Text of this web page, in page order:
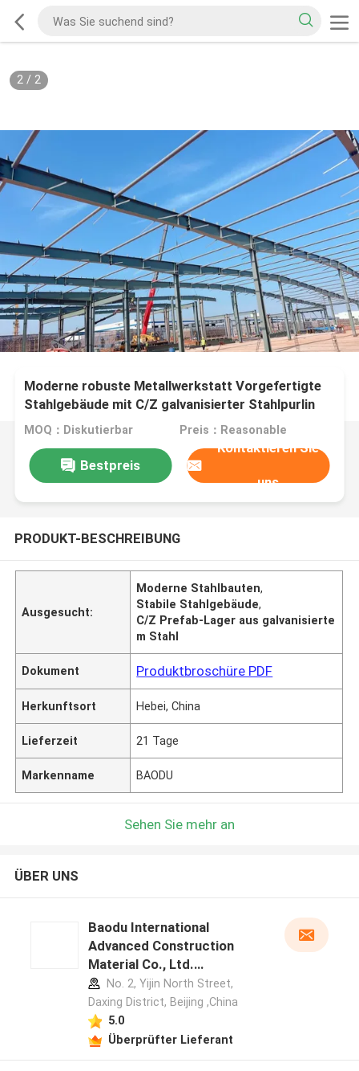
2/ 2
Moderne robuste Metallwerkstatt Vorgefertigte
Stahlgebäude mit C/Z galvanisierter Stahlpurlin
MOQ：Diskutierbar Preis：Reasonable
Bestpreis
Kontaktieren Sie
uns
PRODUKT-BESCHREIBUNG
Ausgesucht:
Moderne Stahlbauten,
Stabile Stahlgebäude,
C/Z Prefab-Lager aus galvanisierte
m Stahl
Dokument Produktbroschüre PDF
Herkunftsort Hebei, China
Lieferzeit 21 Tage
Markenname BAODU
Sehen Sie mehr an
ÜBER UNS
Baodu International
Advanced Construction
Material Co., Ltd.
Herstellerprofil
No. 2, Yijin North Street,
Daxing District, Beijing ,China
5.0
Überprüfter Lieferant